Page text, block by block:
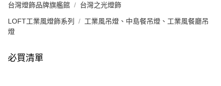
台灣燈飾品牌旗艦館 台灣之光燈飾
LOFT工業風燈飾系列
工業風吊燈、中島餐吊燈、工業風餐廳吊
燈
必買清單